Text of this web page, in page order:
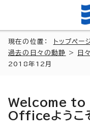
現在の位置： トップペー
過去の日々の動静
> 日
2018年12月
Welcome to
Officeようこ